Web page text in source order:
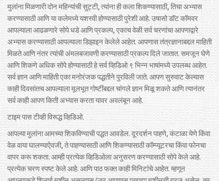
मुलांना मिळणारी दोन महिन्यांची सुट्टी, त्यांना ही कला शिकण्यासाठी, तिचा अभ्यास
करण्यासाठी आणि या कलेमध्ये यशस्वी होण्यासाठी पुरेशी आहे. उषासो डॉट कॉमवर
आपल्याला आढळणारे सोपे धडे आणि प्रकल्प, एकाच वेळी सर्व चरणांचा आपणाद्वारे
अभ्यास करण्यासाठी आपल्याला डिझाइन केलेले आहेत. आपणास तंत्रज्ञानाबद्दल माहिती
मिळते आणि नंतर त्यांची अंमलबजावणी करण्यासाठी प्रकल्प दिले जातात. समजून घेणे
आणि शिकणे अधिक सोपे होण्यासाठी हे सर्व व्हिडिओ ९ भिन्न भाषांमध्ये उपलब्ध आहेत.
सर्व ज्ञान आणि माहिती एका मनोरंजक पद्धतीने पुरविली जाते. आपण सुरुवाट केल्यास
काही दिवसांतच आपल्याला मूलभूत गोष्टींबद्दल चांगले ज्ञान मिळू शकते आणि त्यानंतर
सर्व काही आपण किती अभ्यास करता यावर अवलंबून आहे.
टाइम पास टीव्ही विरूद्ध व्हिडिओ.
आपल्या मुलांना आमच्या शिकविण्याची पद्धत आवडेल. दूरदर्शन पाहणे, कंटाळा येणे किंवा
वेळ वाया घालण्याऐवजी, ते पाहण्यासाठी आणि शिकण्यासाठी कॉम्प्यूटरचा किंवा फोनचा
वापर करू शकता. आम्ही प्रत्येक व्हिडिओला अनुसरण करण्यासाठी सोपे केले आहे.
प्रत्येक चरण स्पष्ट केले आहे. आणि पाठ फक्त काही मिनिटांचे आहेत. म्हणून